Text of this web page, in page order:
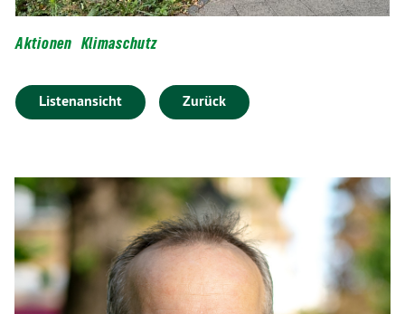
Aktionen Klimaschutz
Listenansicht Zurück